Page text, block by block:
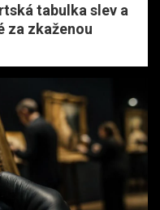
tabulka slev a
za zkaženou